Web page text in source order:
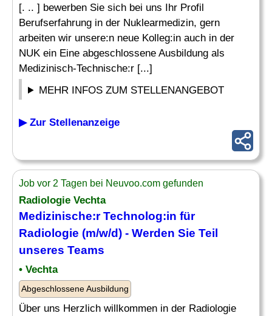
[. .. ] bewerben Sie sich bei uns Ihr Profil
Berufserfahrung in der Nuklearmedizin, gern
arbeiten wir unsere:n neue Kolleg:in auch in der
NUK ein Eine abgeschlossene Ausbildung als
Medizinisch-Technische:r [...]
MEHR INFOS ZUM STELLENANGEBOT
▶ Zur Stellenanzeige
Job vor 2 Tagen bei Neuvoo.com gefunden
Radiologie Vechta
Medizinische:r Technolog:in für
Radiologie (m/w/d) - Werden Sie Teil
unseres Teams
• Vechta
Abgeschlossene Ausbildung
Über uns Herzlich willkommen in der Radiologie